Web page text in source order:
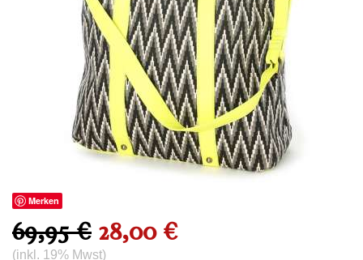
Merken
69,95 € 28,00 €
(inkl. 19% Mwst)